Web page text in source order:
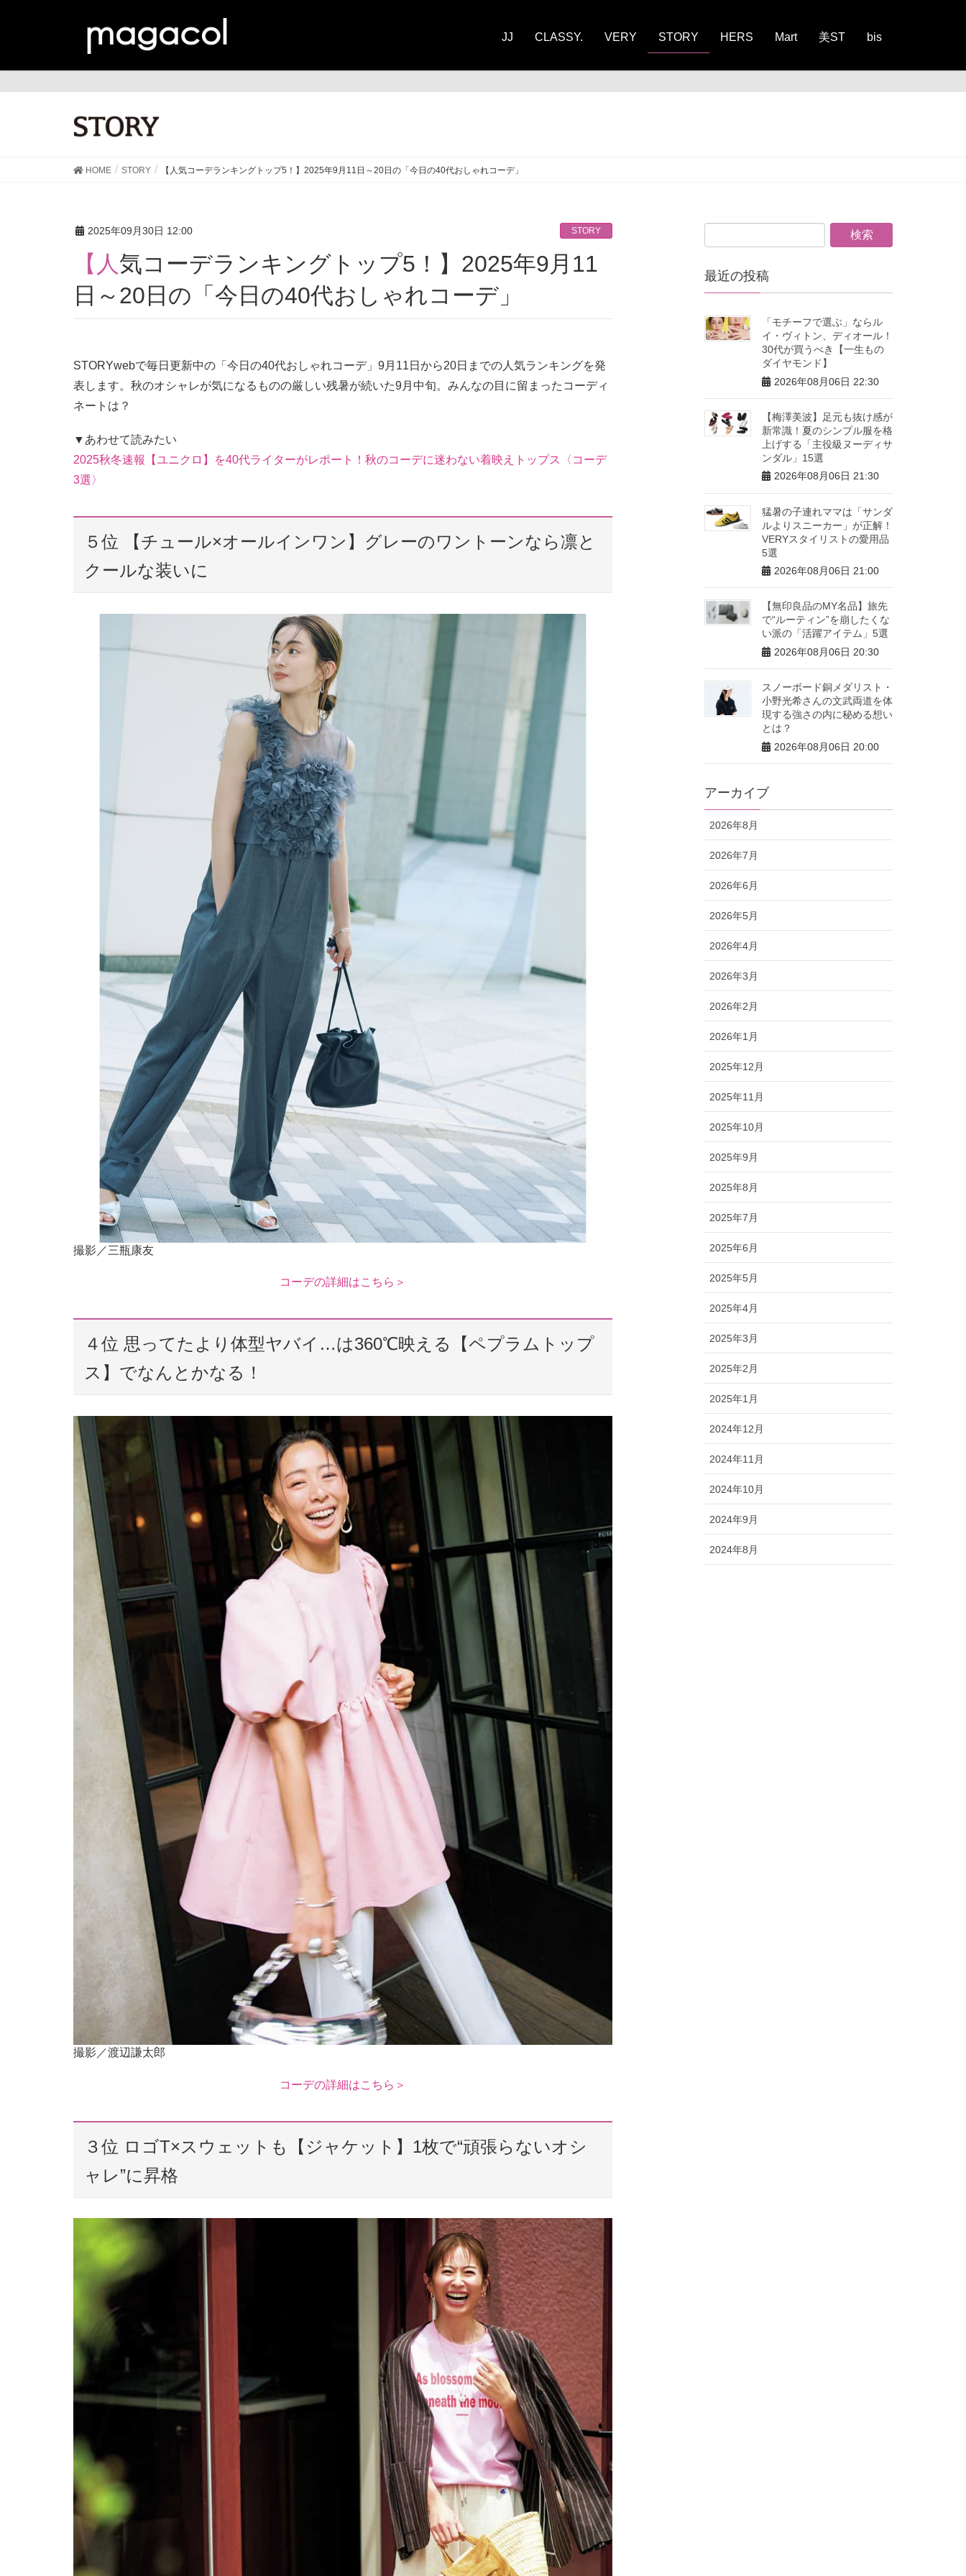
JJ CLASSY. VERY STORY HERS Mart 美ST bis
HOME STORY 【人気コーデランキングトップ5！】2025年9月11日～20日の「今日の40代おしゃれコーデ」
2025年09月30日 12:00 STORY
【人気コーデランキングトップ5！】2025年9月11
日～20日の「今日の40代おしゃれコーデ」
STORYwebで毎日更新中の「今日の40代おしゃれコーデ」9月11日から20日までの人気ランキングを発
表します。秋のオシャレが気になるものの厳しい残暑が続いた9月中旬。みんなの目に留まったコーディ
ネートは？
▼あわせて読みたい
2025秋冬速報【ユニクロ】を40代ライターがレポート！秋のコーデに迷わない着映えトップス〈コーデ
3選〉
５位 【チュール×オールインワン】グレーのワントーンなら凛と
クールな装いに
撮影／三瓶康友
コーデの詳細はこちら＞
４位 思ってたより体型ヤバイ…は360℃映える【ペプラムトップ
ス】でなんとかなる！
撮影／渡辺謙太郎
コーデの詳細はこちら＞
３位 ロゴT×スウェットも【ジャケット】1枚で“頑張らないオシ
ャレ”に昇格
最近の投稿
「モチーフで選ぶ」ならル
イ・ヴィトン、ディオール！
30代が買うべき【一生もの
ダイヤモンド】
2026年08月06日 22:30
【梅澤美波】足元も抜け感が
新常識！夏のシンプル服を格
上げする「主役級ヌーディサ
ンダル」15選
2026年08月06日 21:30
猛暑の子連れママは「サンダ
ルよりスニーカー」が正解！
VERYスタイリストの愛用品
5選
2026年08月06日 21:00
【無印良品のMY名品】旅先
で“ルーティン”を崩したくな
い派の「活躍アイテム」5選
2026年08月06日 20:30
スノーボード銅メダリスト・
小野光希さんの文武両道を体
現する強さの内に秘める想い
とは？
2026年08月06日 20:00
アーカイブ
2026年8月
2026年7月
2026年6月
2026年5月
2026年4月
2026年3月
2026年2月
2026年1月
2025年12月
2025年11月
2025年10月
2025年9月
2025年8月
2025年7月
2025年6月
2025年5月
2025年4月
2025年3月
2025年2月
2025年1月
2024年12月
2024年11月
2024年10月
2024年9月
2024年8月